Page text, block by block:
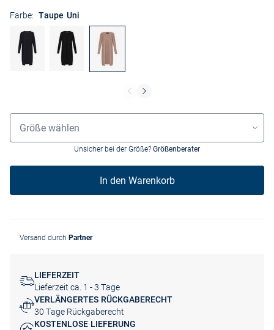
Farbe: Taupe Uni
Grössenauswahl
Größe wählen
Unsicher bei der Größe? Größenberater
In den Warenkorb
Versand durch Partner
LIEFERZEIT
Lieferzeit ca. 1 - 3 Tage
VERLÄNGERTES RÜCKGABERECHT
30 Tage Rückgaberecht
KOSTENLOSE LIEFERUNG